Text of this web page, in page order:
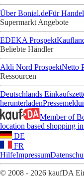
Über Bonial.deFür
Supermarkt Angebote
EDEKA Prospekt
Beliebte Händler
Aldi Nord ProspektNetto
Ressourcen
Deutschlands
herunterladen
Member of
location based shopping
DE
FR
HilfeImpressum
© 2008 - 2026 kaufDA